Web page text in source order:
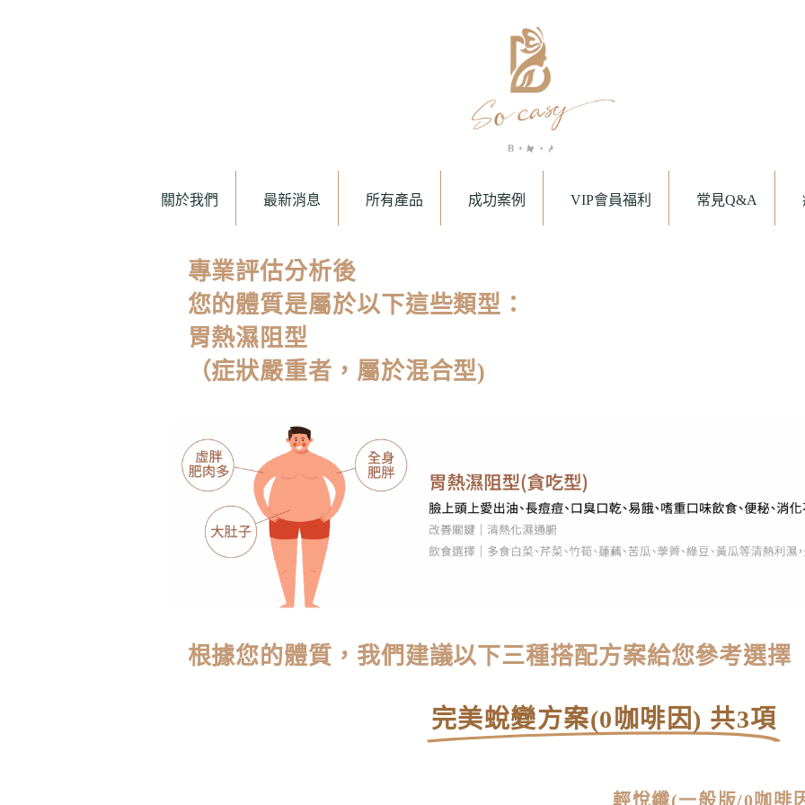
關於我們 最新消息 所有產品 成功案例 VIP會員福利 常見Q&A
專業評估分析後
您的體質是屬於以下這些類型：
胃熱濕阻型
（症狀嚴重者，屬於混合型)
根據您的體質，我們建議以下三種搭配方案給您參考選擇
完美蛻變方案(0咖啡因) 共3項
輕悅纖(一般版/0咖啡